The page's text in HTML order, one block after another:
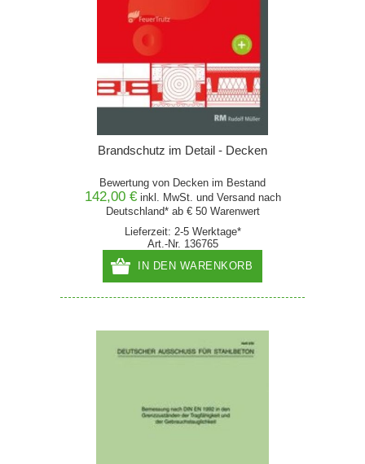
Brandschutz im Detail - Decken
Bewertung von Decken im Bestand
142,00 € inkl. MwSt. und Versandnach
Deutschland* ab € 50 Warenwert
Lieferzeit: 2-5 Werktage*
Art.-Nr. 136765
IN DEN WARENKORB